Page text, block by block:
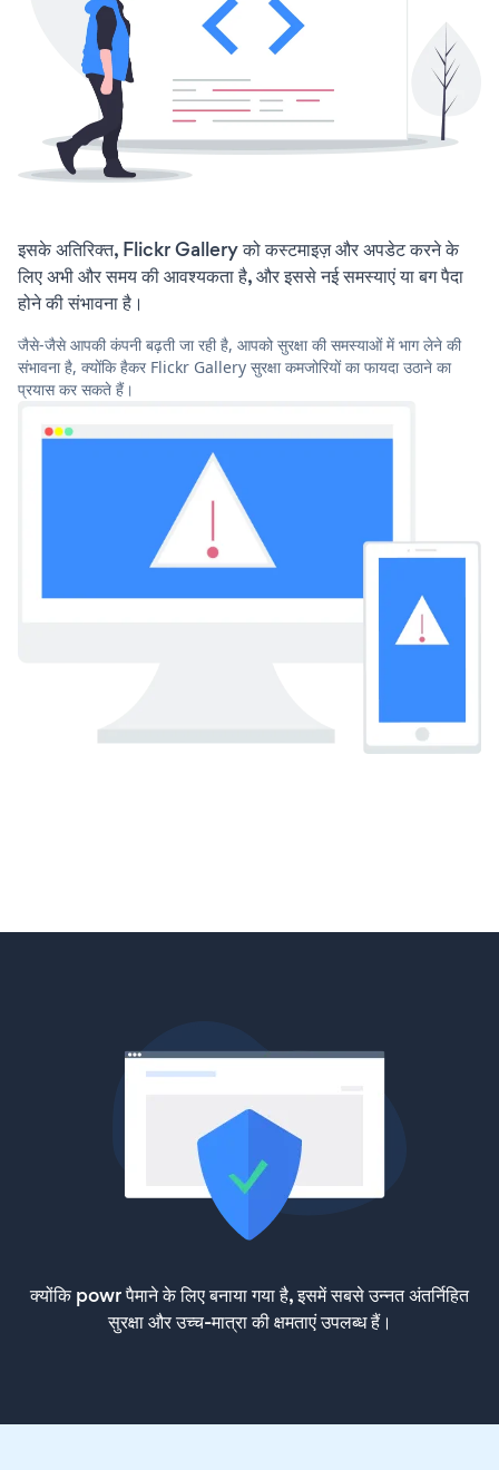
इसके अतिरिक्त, Flickr Gallery को कस्टमाइज़ और अपडेट करने के
लिए अभी और समय की आवश्यकता है, और इससे नई समस्याएं या बग पैदा
होने की संभावना है।
जैसे-जैसे आपकी कंपनी बढ़ती जा रही है, आपको सुरक्षा की समस्याओं में भाग लेने की
संभावना है, क्योंकि हैकर Flickr Gallery सुरक्षा कमजोरियों का फायदा उठाने का
प्रयास कर सकते हैं।
क्योंकि powr पैमाने के लिए बनाया गया है, इसमें सबसे उन्नत अंतर्निहित
सुरक्षा और उच्च-मात्रा की क्षमताएं उपलब्ध हैं।